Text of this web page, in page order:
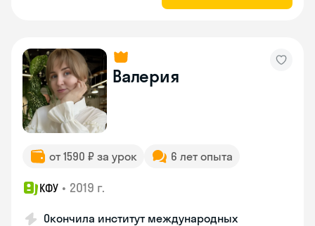
Валерия
от 1590 ₽ за урок 6 лет опыта
КФУ • 2019 г.
Окончила институт международных